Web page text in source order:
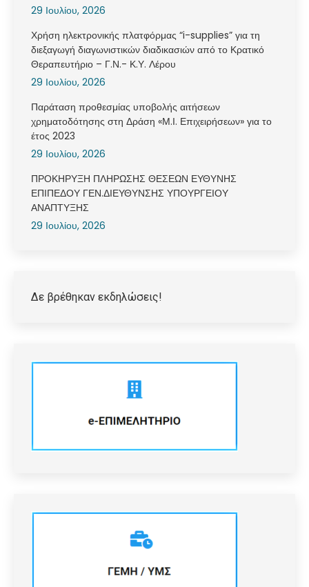
29 Ιουλίου, 2026
Χρήση ηλεκτρονικής πλατφόρμας “i-supplies” για τη
διεξαγωγή διαγωνιστικών διαδικασιών από το Κρατικό
Θεραπευτήριο – Γ.Ν.- Κ.Υ. Λέρου
29 Ιουλίου, 2026
Παράταση προθεσμίας υποβολής αιτήσεων
χρηματοδότησης στη Δράση «Μ.Ι. Επιχειρήσεων» για το
έτος 2023
29 Ιουλίου, 2026
ΠΡΟΚΗΡΥΞΗ ΠΛΗΡΩΣΗΣ ΘΕΣΕΩΝ ΕΥΘΥΝΗΣ
ΕΠΙΠΕΔΟΥ ΓΕΝ.ΔΙΕΥΘΥΝΣΗΣ ΥΠΟΥΡΓΕΙΟΥ
ΑΝΑΠΤΥΞΗΣ
29 Ιουλίου, 2026
Δε βρέθηκαν εκδηλώσεις!